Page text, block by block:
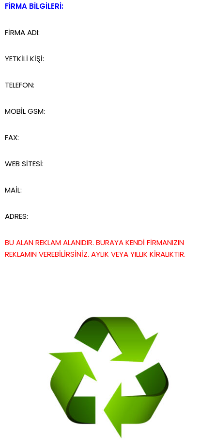
FİRMA BİLGİLERİ:
FİRMA ADI:
YETKİLİ KİŞİ:
TELEFON:
MOBİL GSM:
FAX:
WEB SİTESİ:
MAİL:
ADRES:
BU ALAN REKLAM ALANIDIR. BURAYA KENDİ FİRMANIZIN
REKLAMIN VEREBİLİRSİNİZ. AYLIK VEYA YILLIK KİRALIKTIR.